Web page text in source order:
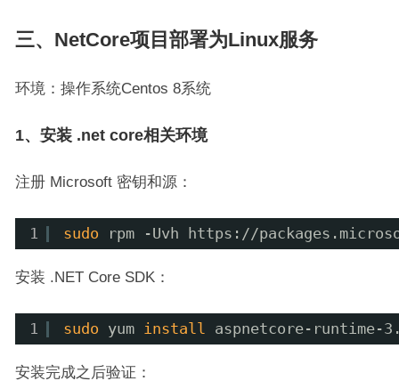
三、NetCore项目部署为Linux服务
环境：操作系统Centos 8系统
1、安装 .net core相关环境
注册 Microsoft 密钥和源：
1 sudo rpm -Uvh https: //packages
安装 .NET Core SDK：
1 sudo yum install aspnetcore-runtime-
安装完成之后验证：